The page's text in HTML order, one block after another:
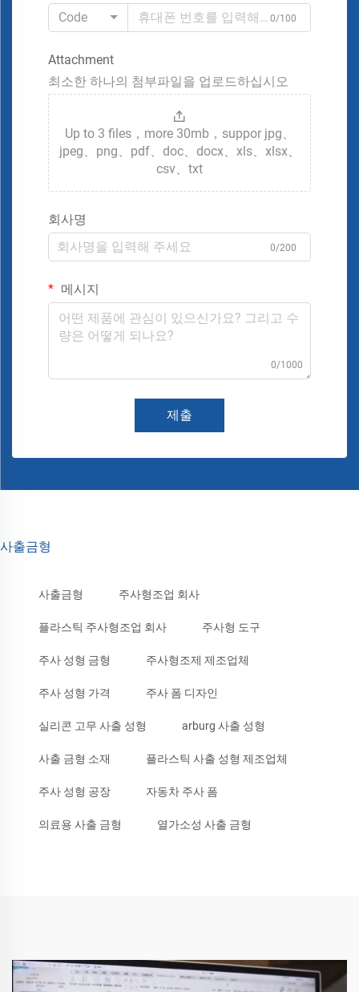
Code
0/100
Attachment
최소한 하나의 첨부파일을 업로드하십시오
Up to 3 files，more 30mb，suppor jpg、
jpeg、png、pdf、doc、docx、xls、xlsx、
csv、txt
회사명
0/200
메시지
0/1000
제출
사출금형
사출금형 주사형조업 회사
플라스틱 주사형조업 회사 주사형 도구
주사 성형 금형 주사형조제 제조업체
주사 성형 가격 주사 폼 디자인
실리콘 고무 사출 성형 arburg 사출 성형
사출 금형 소재 플라스틱 사출 성형 제조업체
주사 성형 공장 자동차 주사 폼
의료용 사출 금형 열가소성 사출 금형